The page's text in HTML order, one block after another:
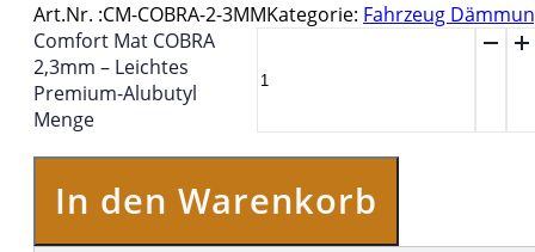
Art.Nr. :CM-COBRA-2-3MMKategorie: Fahrzeug
Comfort Mat COBRA
2,3mm – Leichtes
Premium-Alubutyl
Menge
In den Warenkorb